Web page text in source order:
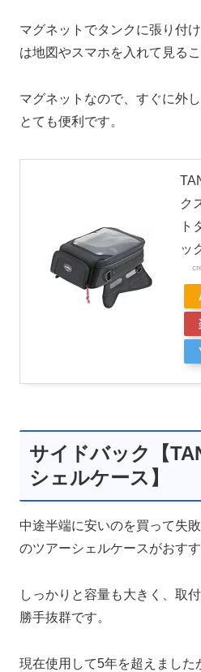
マグネットでタンクに張り付
は地図やスマホを入れて見る
マグネットなので、すぐに外
とても便利です。
ク
ト
ッ
サイドバック【
シェルケース】
中途半端に安いのを買って失
のツアーシェルケースがおすす
しっかりと容量も大きく、取
勝手抜群です。
現在使用して5年を超えました